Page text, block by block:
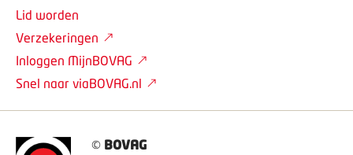
© BOVAG
Lid worden
Verzekeringen
Inloggen MijnBOVAG
Snel naar viaBOVAG.nl